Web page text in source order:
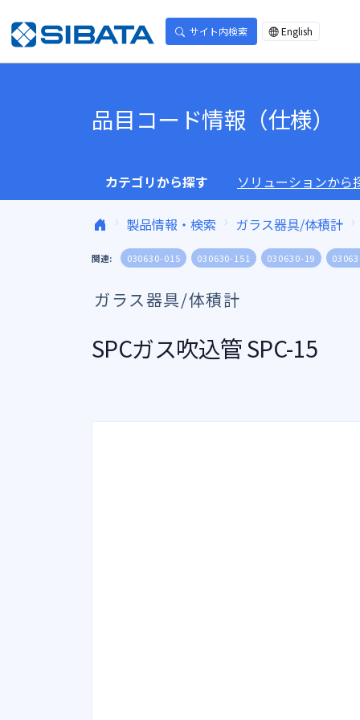
サイト内検索 English
品目コード情報（仕様）
カテゴリから探す ソリューションから
製品情報・検索 ガラス器具/体積計
関連: 030630-015 030630-151 030630-19
ガラス器具/体積計
SPCガス吹込管 SPC-15